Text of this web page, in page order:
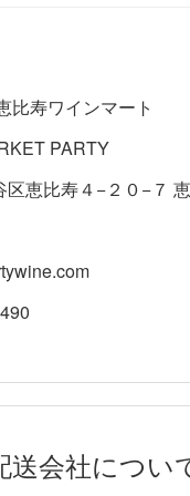
寿ワインマート
PARTY
比寿４−２０−７
送会社につい